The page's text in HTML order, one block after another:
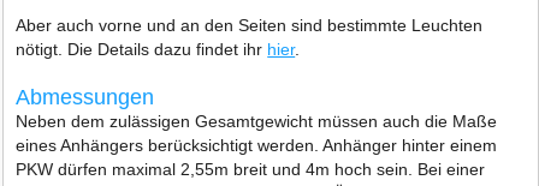
Aber auch vorne und an den Seiten sind bestimmte Leuchten
nötigt. Die Details dazu findet ihr hier.
Abmessungen
Neben dem zulässigen Gesamtgewicht müssen auch die Maße
eines Anhängers berücksichtigt werden. Anhänger hinter einem
PKW dürfen maximal 2,55m breit und 4m hoch sein. Bei einer